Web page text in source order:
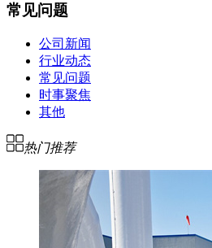
常见问题
公司新闻
行业动态
常见问题
时事聚焦
其他
热门推荐